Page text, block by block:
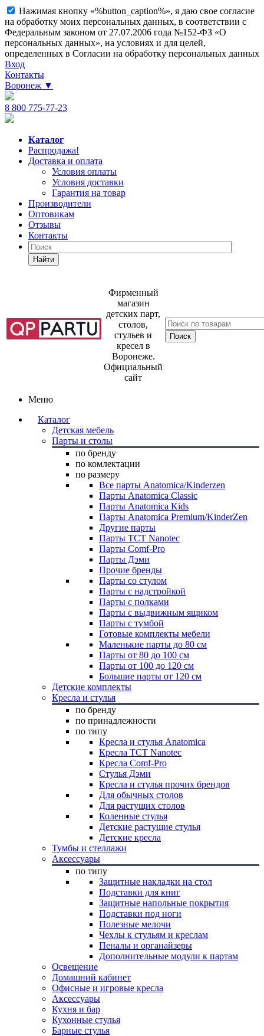
Нажимая кнопку «%button_caption%», я даю свое согласие
на обработку моих персональных данных, в соответствии с
Федеральным законом от 27.07.2006 года №152-ФЗ «О
персональных данных», на условиях и для целей,
определенных в Согласии на обработку персональных данных
Вход
Контакты
Воронеж ▼
8 800 775-77-23
Каталог
Распродажа!
Доставка и оплата
Условия оплаты
Условия доставки
Гарантия на товар
Производители
Оптовикам
Отзывы
Контакты
Найти
Фирменный
магазин
детских парт,
столов,
стульев и
кресел в
Воронеже.
Официальный
сайт
Меню
Каталог
Детская мебель
Парты и столы
по бренду
по комлектации
по размеру
Все парты Anatomica/Kinderzen
Парты Anatomica Classic
Парты Anatomica Kids
Парты Anatomica Premium/KinderZen
Другие парты
Парты TCT Nanotec
Парты Comf-Pro
Парты Дэми
Прочие бренды
Парты со стулом
Парты с надстройкой
Парты с полками
Парты с выдвижным ящиком
Парты с тумбой
Готовые комплекты мебели
Маленькие парты до 80 см
Парты от 80 до 100 см
Парты от 100 до 120 см
Большие парты от 120 см
Детские комплекты
Кресла и стулья
по бренду
по принадлежности
по типу
Кресла и стулья Anatomica
Кресла TCT Nanotec
Кресла Comf-Pro
Стулья Дэми
Кресла и стулья прочих брендов
Для обычных столов
Для растущих столов
Коленные стулья
Детские растущие стулья
Детские кресла
Тумбы и стеллажи
Аксессуары
по типу
Защитные накладки на стол
Подставки для книг
Защитные напольные покрытия
Подставки под ноги
Полезные мелочи
Чехлы к стульям и креслам
Пеналы и органайзеры
Дополнительные модули к партам
Освещение
Домашний кабинет
Офисные и игровые кресла
Аксессуары
Кухня и бар
Кухонные стулья
Барные стулья